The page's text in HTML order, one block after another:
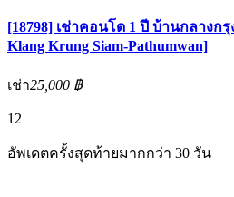
[18798] เช่าคอนโด 1 ปี บ้านกลางก
Klang Krung Siam-Pathumwan]
เช่า25,000 ฿
12
อัพเดตครั้งสุดท้ายมากกว่า 30 วัน